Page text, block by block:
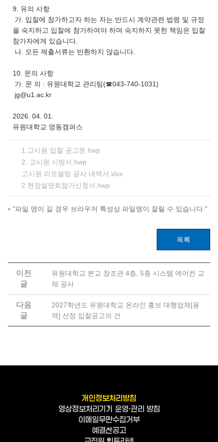
9. 유의 사항
가. 입찰에 참가하고자 하는 자는 반드시 계약관련 법령 및 규정
을 숙지하고 입찰에 참가하여야 하며 숙지하지 못한 책임은 입찰
참가자에게 있습니다.
나. 모든 제출서류는 반환하지 않습니다.
10. 문의 사항
가. 문 의 : 유원대학교 관리팀(☎043-740-1031)
jg@u1.ac.kr
2026. 04. 01.
유원대학교 영동캠퍼스
1.고시원 입찰 공고문.hwp
2. 고시원 시방서.hwp
고시원 리모델링 공사 내역서.xlsx
2.현장설명회참가신청서.hwp
"파일 명이 길 경우 브라우저 특성상 파일명이 잘릴 수 있습니다."
목록
이전
글
유원대학교 본교 창조관 4층, 5층 시스템 에어컨 교
체 공사
다음
글
2027학년도 유원대학교 온라인 홍보 대행업체[용
역] 선정 입찰공고의 건
개인정보처리방침
영상정보처리기기 운영·관리 방침
이메일무단수집거부
예결산공고